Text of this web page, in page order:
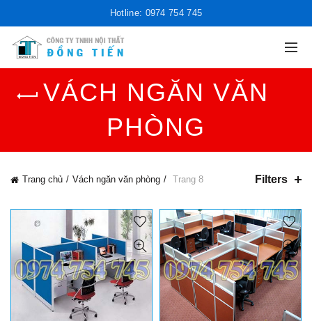
Hotline: 0974 754 745
VÁCH NGĂN VĂN
PHÒNG
Trang chủ Vách ngăn văn phòng Trang 8 Filters